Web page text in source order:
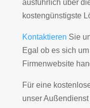
ausführlich über
kostengünstigste
Kontaktieren Sie
Egal ob es sich
Firmenwebsite
Für eine
unser